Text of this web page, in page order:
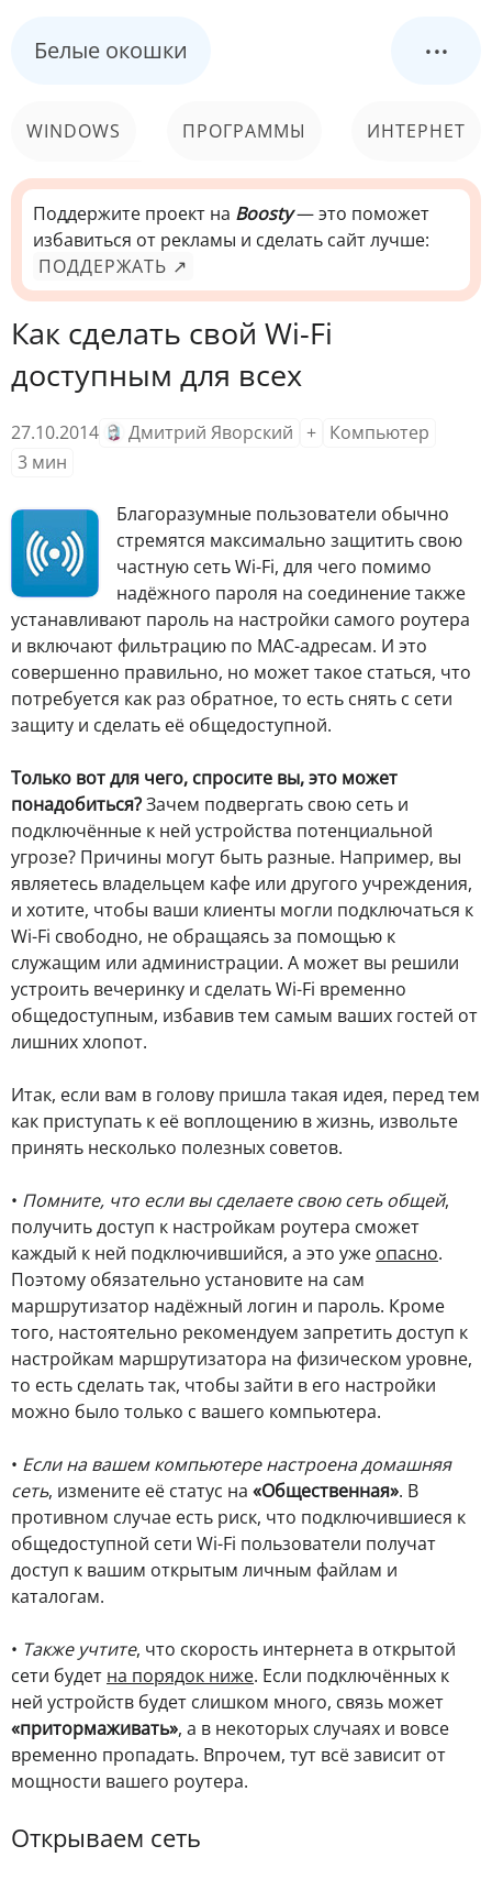
Белые окошки ...
WINDOWS ПРОГРАММЫ ИНТЕРНЕТ
КОМПЬЮТЕР
СИСТЕМА
Поддержите проект на Boosty— это поможет
избавиться от рекламы и сделать сайт лучше:
ПОДДЕРЖАТЬ ↗
Как сделать свой Wi-Fi
доступным для всех
27.10.2014 Дмитрий Яворский + Компьютер
3 мин
Благоразумные пользователи обычно
стремятся максимально защитить свою
частную сеть Wi-Fi, для чего помимо
надёжного пароля на соединение также
устанавливают пароль на настройки самого роутера
и включают фильтрацию по MAC-адресам. И это
совершенно правильно, но может такое статься, что
потребуется как раз обратное, то есть снять с сети
защиту и сделать её общедоступной.
Только вот для чего, спросите вы, это может
понадобиться?Зачем подвергать свою сеть и
подключённые к ней устройства потенциальной
угрозе? Причины могут быть разные. Например, вы
являетесь владельцем кафе или другого учреждения,
и хотите, чтобы ваши клиенты могли подключаться к
Wi-Fi свободно, не обращаясь за помощью к
служащим или администрации. А может вы решили
устроить вечеринку и сделать Wi-Fi временно
общедоступным, избавив тем самым ваших гостей от
лишних хлопот.
Итак, если вам в голову пришла такая идея, перед тем
как приступать к её воплощению в жизнь, извольте
принять несколько полезных советов.
• Помните, что если вы сделаете свою сеть общей,
получить доступ к настройкам роутера сможет
каждый к ней подключившийся, а это уже опасно.
Поэтому обязательно установите на сам
маршрутизатор надёжный логин и пароль. Кроме
того, настоятельно рекомендуем запретить доступ к
настройкам маршрутизатора на физическом уровне,
то есть сделать так, чтобы зайти в его настройки
можно было только с вашего компьютера.
• Если на вашем компьютере настроена домашняя
сеть, измените её статус на «Общественная». В
противном случае есть риск, что подключившиеся к
общедоступной сети Wi-Fi пользователи получат
доступ к вашим открытым личным файлам и
каталогам.
• Также учтите, что скорость интернета в открытой
сети будет на порядок ниже. Если подключённых к
ней устройств будет слишком много, связь может
«притормаживать», а в некоторых случаях и вовсе
временно пропадать. Впрочем, тут всё зависит от
мощности вашего роутера.
Открываем сеть